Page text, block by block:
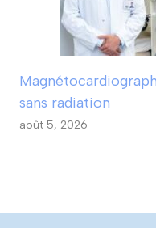
sans radiation
août 5, 2026